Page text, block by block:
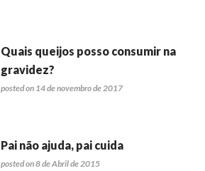
Quais queijos posso consumir na
gravidez?
posted on 14 de novembro de 2017
Pai não ajuda, pai cuida
posted on 8 de Abril de 2015